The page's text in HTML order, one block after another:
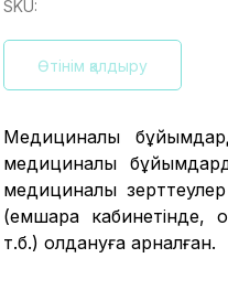
SKU:
Өтінім қалдыру
Медициналық
медициналық
медициналық
(емшара кабинетінде,
т.б.) қолдануға арналған.